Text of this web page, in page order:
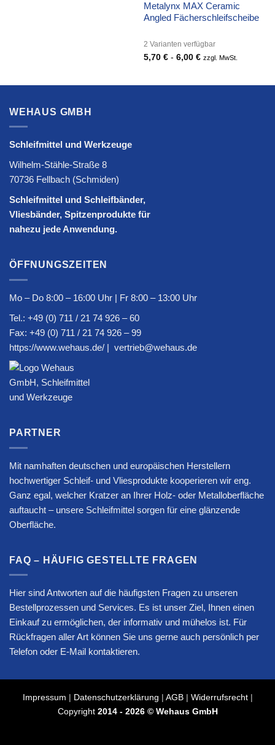
Metalynx MAX Ceramic
Angled Fächerschleifscheibe
2 Varianten verfügbar
5,70 €- 6,00 € zzgl. MwSt.
WEHAUS GMBH
Schleifmittel und Werkzeuge
Wilhelm-Stähle-Straße 8
70736 Fellbach (Schmiden)
Schleifmittel und Schleifbänder,
Vliesbänder, Spitzenprodukte für
nahezu jede Anwendung.
ÖFFNUNGSZEITEN
Mo – Do 8:00 – 16:00 Uhr | Fr 8:00 – 13:00 Uhr
Tel.: +49 (0) 711 / 21 74 926 – 60
Fax: +49 (0) 711 / 21 74 926 – 99
https://www.wehaus.de/ | vertrieb@wehaus.de
PARTNER
Mit namhaften deutschen und europäischen Herstellern
hochwertiger Schleif- und Vliesprodukte kooperieren wir eng.
Ganz egal, welcher Kratzer an Ihrer Holz- oder Metalloberfläche
auftaucht – unsere Schleifmittel sorgen für eine glänzende
Oberfläche.
FAQ – HÄUFIG GESTELLTE FRAGEN
Hier sind Antworten auf die häufigsten Fragen zu unseren
Bestellprozessen und Services. Es ist unser Ziel, Ihnen einen
Einkauf zu ermöglichen, der informativ und mühelos ist. Für
Rückfragen aller Art können Sie uns gerne auch persönlich per
Telefon oder E-Mail kontaktieren.
Impressum | Datenschutzerklärung | AGB| Widerrufsrecht|
Copyright 2014 - 2026 © Wehaus GmbH